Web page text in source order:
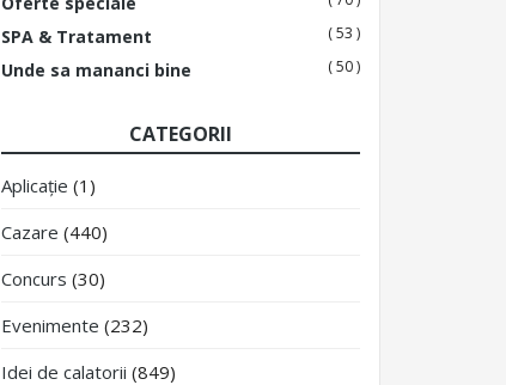
SPA & Tratament ( 53 )
Unde sa mananci bine ( 50 )
CATEGORII
Aplicație (1)
Cazare (440)
Concurs (30)
Evenimente (232)
Idei de calatorii (849)